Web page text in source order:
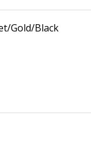
Gold/Black